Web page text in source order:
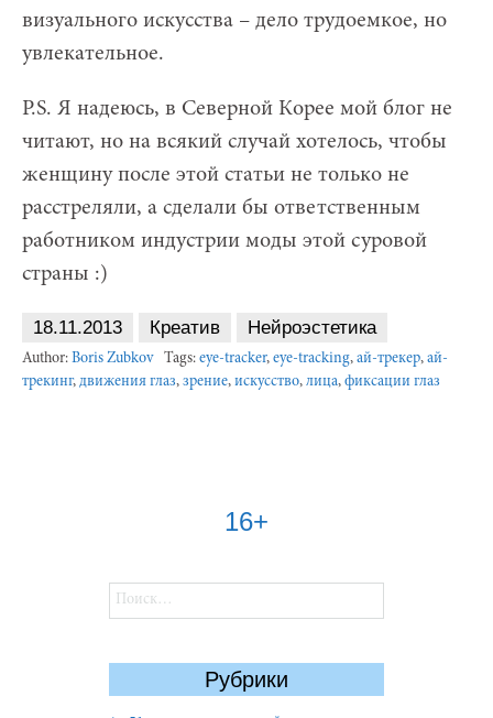
визуального искусства – дело трудоемкое, но
увлекательное.
P.S. Я надеюсь, в Северной Корее мой блог не
читают, но на всякий случай хотелось, чтобы
женщину после этой статьи не только не
расстреляли, а сделали бы ответственным
работником индустрии моды этой суровой
страны :)
18.11.2013 Креатив Нейроэстетика
Author: Boris Zubkov Tags: eye-tracker, eye-tracking, ай-трекер, ай-
трекинг, движения глаз, зрение, искусство, лица, фиксации глаз
16+
Найти:
Рубрики